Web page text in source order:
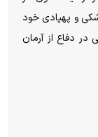
و پهپادی خود
در دفاع از آرمان